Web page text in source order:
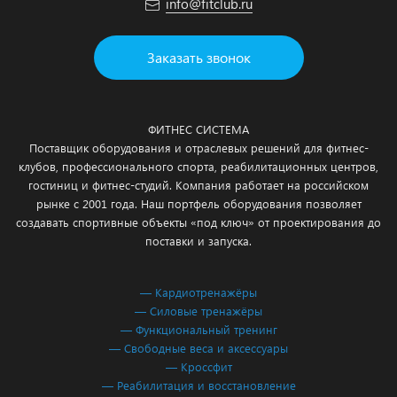
info@fitclub.ru
Заказать звонок
ФИТНЕС СИСТЕМА
Поставщик оборудования и отраслевых решений для фитнес-
клубов, профессионального спорта, реабилитационных центров,
гостиниц и фитнес-студий. Компания работает на российском
рынке с 2001 года. Наш портфель оборудования позволяет
создавать спортивные объекты «под ключ» от проектирования до
поставки и запуска.
— Кардиотренажёры
— Силовые тренажёры
— Функциональный тренинг
— Свободные веса и аксессуары
— Кроссфит
— Реабилитация и восстановление